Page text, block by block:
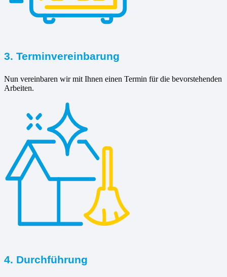
3. Terminvereinbarung
Nun vereinbaren wir mit Ihnen einen Termin für die bevorstehenden
Arbeiten.
4. Durchführung